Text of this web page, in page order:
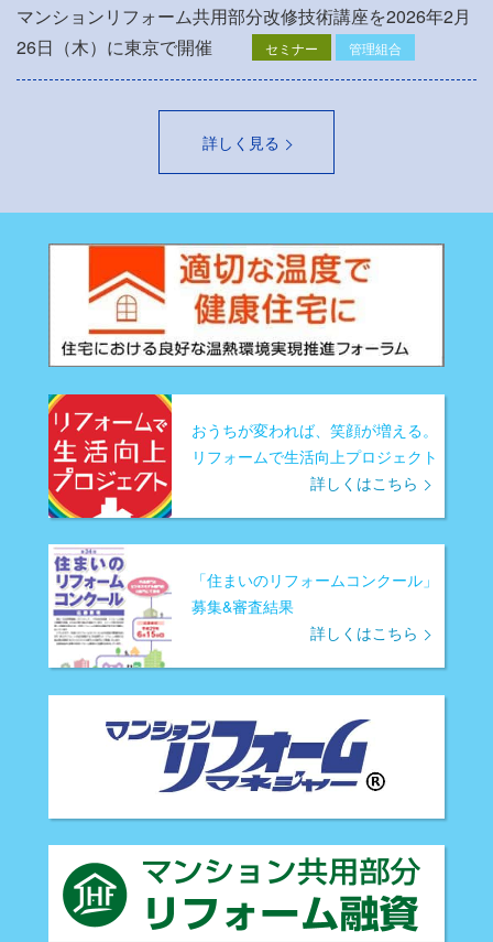
マンションリフォーム共用部分改修技術講座を2026年2月
26日（木）に東京で開催
セミナー 管理組合
詳しく見る
おうちが変われば、笑顔が増える。
リフォームで生活向上プロジェクト
詳しくはこちら
「住まいのリフォームコンクール」
募集&審査結果
詳しくはこちら